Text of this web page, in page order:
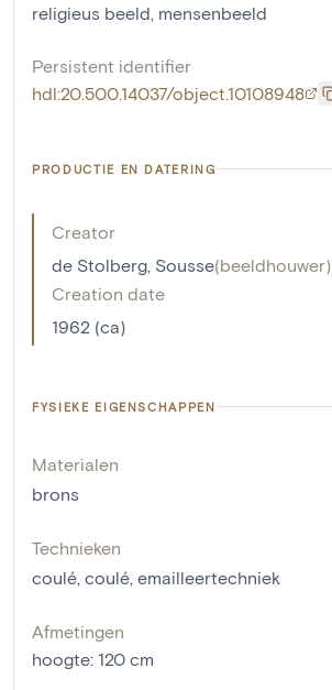
religieus beeld mensenbeeld
Persistent identifier
hdl:20.500.14037/object.10108948
PRODUCTIE EN DATERING
Creator
de Stolberg, Sousse(beeldhouwer)
Creation date
1962 (ca)
FYSIEKE EIGENSCHAPPEN
Materialen
brons
Technieken
coulé coulé emailleertechniek
Afmetingen
hoogte: 120 cm